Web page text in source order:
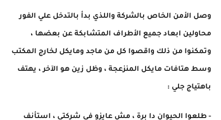
وصل الأمن الخاص بالشركة واللذي بدأ بالتدخل علي الفور
محاولين ابعاد جميع الأطراف المتشابكة عن بعضها ،
وتمكنوا من ذلك واقصوا كل من ماجد ومايكل لخارج المكتب
وسط هتافات مايكل المنزعجة ، وظل زين هو الآخر ، يهتف
باهتياج جلي :
- طلعوا الحيوان دا برة ، مش عايزو في شركتي ، استأنف